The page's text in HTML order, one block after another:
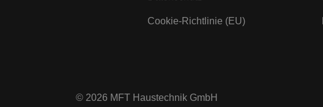
Cookie-Richtlinie (EU)
© 2026 MFT Haustechnik GmbH